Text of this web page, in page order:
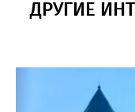
ДРУГИЕ